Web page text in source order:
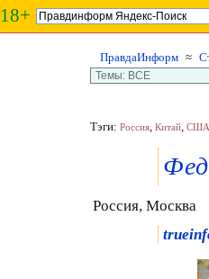
18+
ПравдаИнформ ≈
Тэги: Россия, Китай, США
Россия, Москва